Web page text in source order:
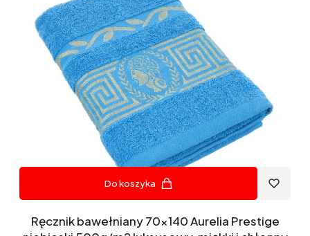
Do koszyka
Ręcznik bawełniany 70x140 Aurelia Prestige